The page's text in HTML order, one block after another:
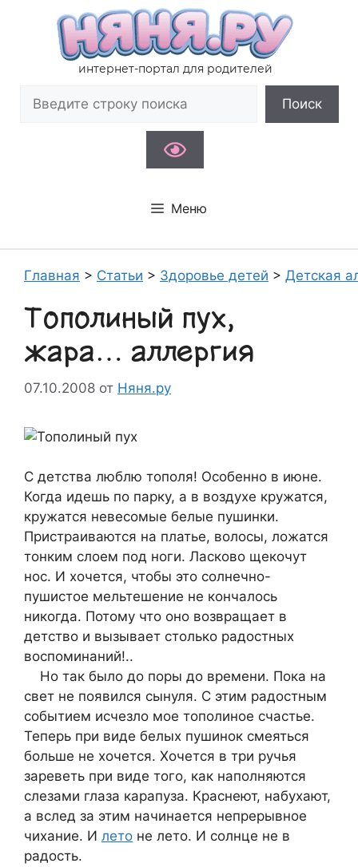
содержимому
интернет-портал для родителей
Поиск
Меню
Главная > Статьи > Здоровье детей > Детская
Тополиный пух,
жара… аллергия
07.10.2008 от Няня.ру
С детства люблю тополя! Особенно в июне.
Когда идешь по парку, а в воздухе кружатся,
кружатся невесомые белые пушинки.
Пристраиваются на платье, волосы, ложатся
тонким слоем под ноги. Ласково щекочут
нос. И хочется, чтобы это солнечно-
пушистое мельтешение не кончалось
никогда. Потому что оно возвращает в
детство и вызывает столько радостных
воспоминаний!..
Но так было до поры до времени. Пока на
свет не появился сынуля. С этим радостным
событием исчезло мое тополиное счастье.
Теперь при виде белых пушинок смеяться
больше не хочется. Хочется в три ручья
зареветь при виде того, как наполняются
слезами глаза карапуза. Краснеют, набухают,
а вслед за этим начинается непрерывное
чихание. И лето не лето. И солнце не в
радость.